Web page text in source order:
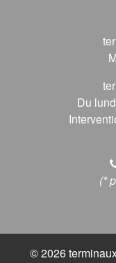
Du
(*
© 2026